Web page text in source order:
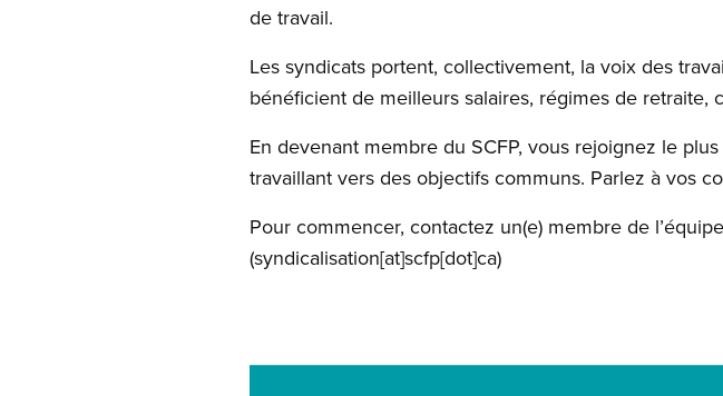
de travail.
Les syndicats portent, collectivement, la voix des
bénéficient de meilleurs salaires, régimes de retraite,
En devenant membre du SCFP, vous rejoignez le
travaillant vers des objectifs communs. Parlez à vos
Pour commencer, contactez un(e) membre de
(syndicalisation[at]scfp[dot]ca)